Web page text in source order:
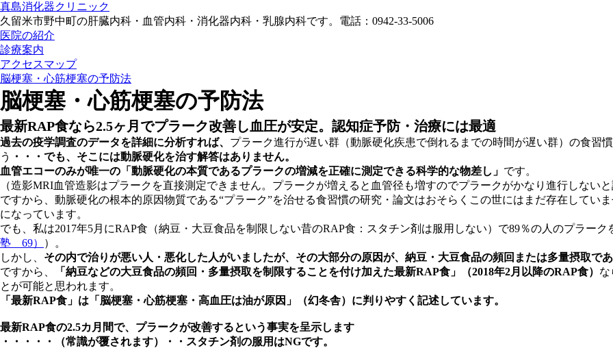
真島消化器クリニック
久留米市野中町の肝臓内科・血管内科・消化器内科・乳腺内科です。電話：0942-33-5006
医院の紹介
診療案内
アクセスマップ
脳梗塞・心筋梗塞の予防法
脳梗塞・心筋梗塞の予防法
最新RAP食なら2.5ヶ月でプラーク改善し血圧が安定。認知症予防・治療には最適
過去の疫学調査のデータを詳細に分析すれば、 プラーク進行が遅い群（動脈硬化疾患で倒れるまでの時間が遅い群）の食習
う
・・・でも、そこには動脈硬化を治す解答はありません。
血管エコーのみが唯一の「動脈硬化の本質であるプラークの増減を正確に測定できる科学的な物差し」 です。
（造影MRI血管造影はプラークを直接測定できません。プラークが増えると血管径も増すのでプラークがかなり進行しない
ですから、動脈硬化の根本的原因物質である“プラーク”を治せる食習慣の研究・論文はおそらくこの世にはまだ存在してい
になっています。
でも、私は2017年5月にRAP食（納豆・大豆食品を制限しない昔のRAP食：スタチン剤は服用しない）で89％の人のプラー
塾 69）
）。
しかし、 その内で治りが悪い人・悪化した人がいましたが、その大部分の原因が、納豆・大豆食品の頻回または多量摂取で
ですから、
「納豆などの大豆食品の頻回・多量摂取を制限することを付け加えた最新RAP食」（2018年2月以降のRAP食） な
とが可能と思われます。
「最新RAP食」は「脳梗塞・心筋梗塞・高血圧は油が原因」（幻冬舎）に判りやすく記述しています。
最新RAP食の2.5カ月間で、プラークが改善するという事実を呈示します
・・・・・（常識が覆されます）・・スタチン剤の服用はNGです。